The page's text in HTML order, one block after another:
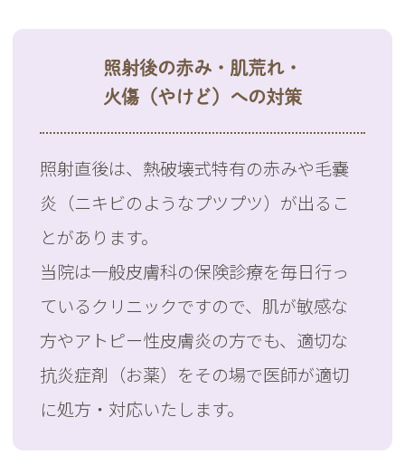
照射後の赤み・肌荒れ・
火傷（やけど）への対策
照射直後は、熱破壊式特有の赤みや毛嚢
炎（ニキビのようなプツプツ）が出るこ
とがあります。
当院は一般皮膚科の保険診療を毎日行っ
ているクリニックですので、肌が敏感な
方やアトピー性皮膚炎の方でも、適切な
抗炎症剤（お薬）をその場で医師が適切
に処方・対応いたします。